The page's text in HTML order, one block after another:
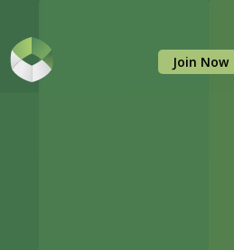
Join Now